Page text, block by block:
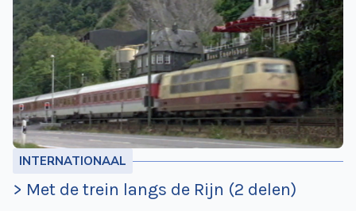
aanbod
Over
de
NVBS
Wegwijzer
Mijn
NVBS
INTERNATIONAAL
> Met de trein langs de Rijn (2 delen)